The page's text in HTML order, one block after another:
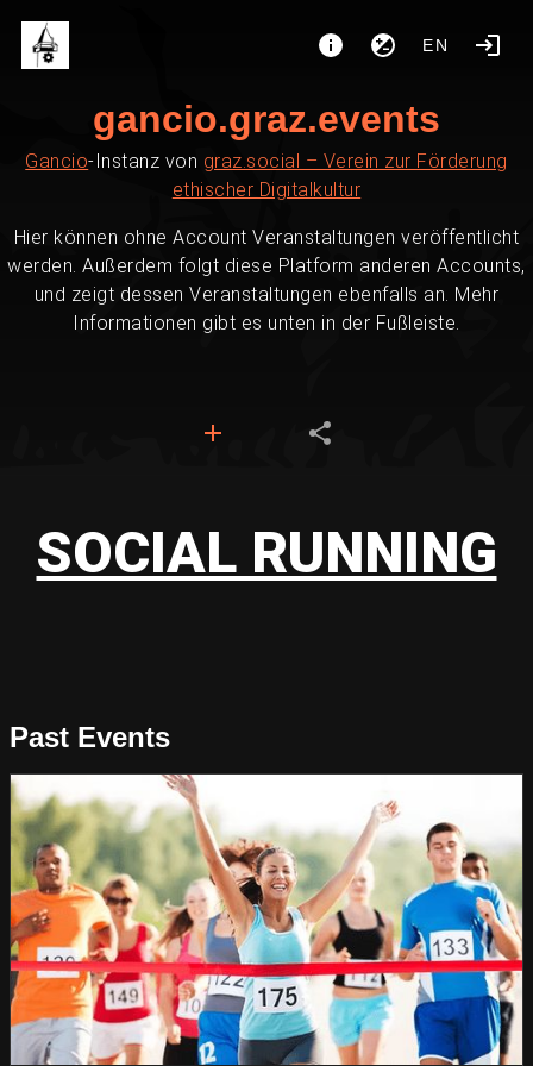
EN
gancio.graz.events
Gancio-Instanz von graz.social – Verein zur Förderung
ethischer Digitalkultur
Hier können ohne Account Veranstaltungen veröffentlicht
werden. Außerdem folgt diese Platform anderen Accounts,
und zeigt dessen Veranstaltungen ebenfalls an. Mehr
Informationen gibt es unten in der Fußleiste.
SOCIAL RUNNING
Past Events